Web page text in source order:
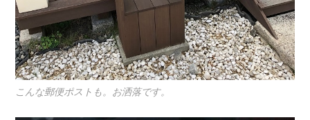
こんな郵便ポストも。お洒落です。